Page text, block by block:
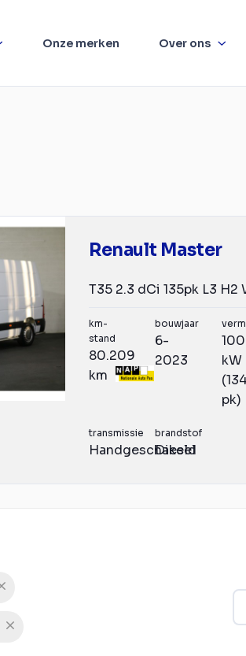
Onze merken Over ons
Renault Master
km-
stand
80.209
km
bouwjaar
6-
2023
100
kW
(134
pk)
transmissie
Handgeschakeld
brandstof
Diesel